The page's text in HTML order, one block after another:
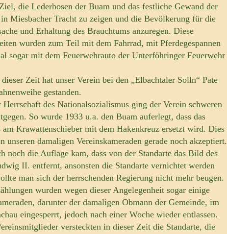
die Lederhosen der Buam und das festliche Gewand der
Miesbacher Tracht zu zeigen und die Bevölkerung für die
und Erhaltung des Brauchtums anzuregen. Diese
wurden zum Teil mit dem Fahrrad, mit Pferdegespannen
sogar mit dem Feuerwehrauto der Unterföhringer Feuerwehr
Zeit hat unser Verein bei den „Elbachtaler Solln“ Pate
gestanden.
Herrschaft des Nationalsozialismus ging der Verein schweren
So wurde 1933 u.a. den Buam auferlegt, dass das
am Krawattenschieber mit dem Hakenkreuz ersetzt wird. Dies
unseren damaligen Vereinskameraden gerade noch akzeptiert.
noch die Auflage kam, dass von der Standarte das Bild des
II. entfernt, ansonsten die Standarte vernichtet werden
man sich der herrschenden Regierung nicht mehr beugen.
wurden wegen dieser Angelegenheit sogar einige
darunter der damaligen Obmann der Gemeinde, im
eingesperrt, jedoch nach einer Woche wieder entlassen.
versteckten in dieser Zeit die Standarte, die